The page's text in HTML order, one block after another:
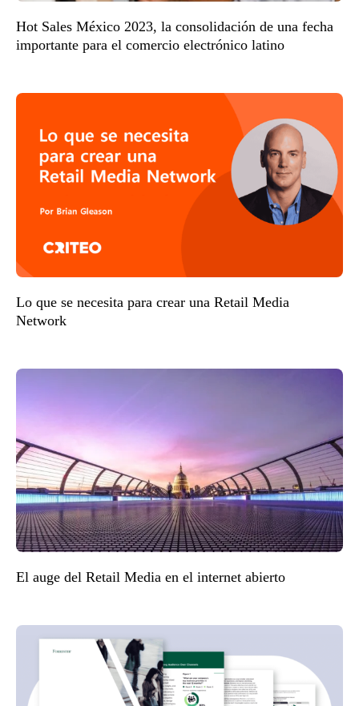
Hot Sales México 2023, la consolidación de una fecha
importante para el comercio electrónico latino
Lo que se necesita para crear una Retail Media
Network
El auge del Retail Media en el internet abierto